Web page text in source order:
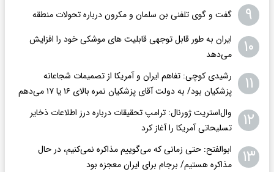
۹ گفت و گوی تلفنی بن سلمان و مکرون درباره تحولات منطقه
۱۰
ایران به طور قابل توجهی قابلیت های موشکی خود را افزایش
می‌دهد
۱۱
رشیدی کوچی: تفاهم ایران و آمریکا از تصمیمات شجاعانه
پزشکیان بود/ به دولت آقای پزشکیان نمره بالای ۱۶ یا ۱۷ می‌دهم
۱۲
وال‌استریت ژورنال: ترامپ تحقیقات درباره درز اطلاعات ذخایر
تسلیحاتی آمریکا را آغاز کرد
۱۳
ابوالفتح: حتی زمانی که می‌گوییم مذاکره نمی‌کنیم، در حال
مذاکره هستیم/ برجام برای ایران معجزه بود